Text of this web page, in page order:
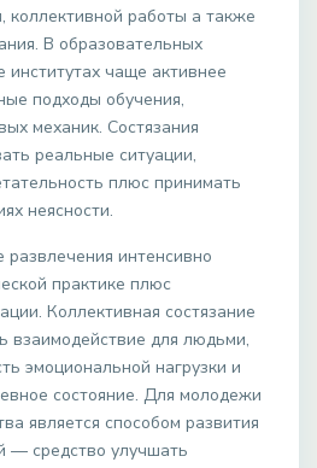
коллективной работы а также
В образовательных
чаще активнее
подходы обучения,
механик. Состязания
реальные ситуации,
плюс принимать
неясности.
интенсивно
практике плюс
Коллективная состязание
взаимодействие для людьми,
эмоциональной нагрузки и
состояние. Для молодежи
является способом развития
— средство улучшать